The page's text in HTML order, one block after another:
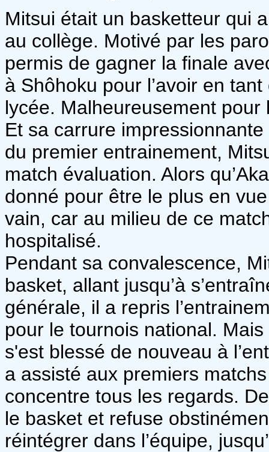
Mitsui était un basketteur qui
au collège. Motivé par les
permis de gagner la finale
à Shôhoku pour l’avoir en
lycée. Malheureusement
Et sa carrure
du premier entrainement,
match évaluation. Alors
donné pour être le plus en
vain, car au milieu de ce
hospitalisé.
Pendant sa convalescence,
basket, allant jusqu’à
générale, il a repris
pour le tournois national.
s'est blessé de nouveau à
a assisté aux premiers
concentre tous les regards.
le basket et refuse
réintégrer dans l’équipe,